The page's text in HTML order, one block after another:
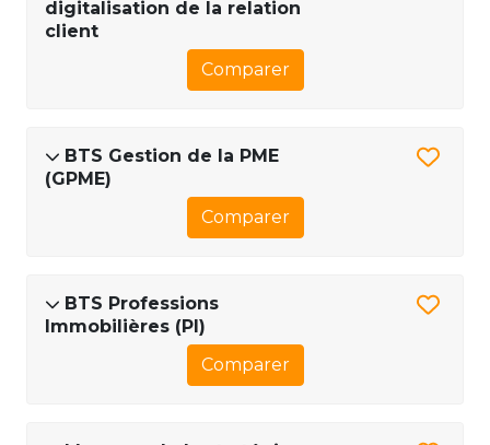
digitalisation de la relation
client
Comparer
BTS Gestion de la PME
(GPME)
Comparer
BTS Professions
Immobilières (PI)
Comparer